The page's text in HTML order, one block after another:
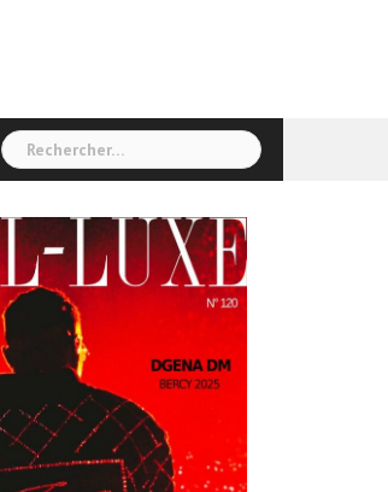
Rechercher :